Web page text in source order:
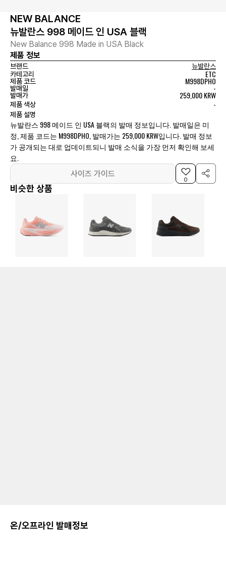
NEW BALANCE
뉴발란스 998 메이드 인 USA 블랙
New Balance 998 Made in USA Black
제품 정보
브랜드
뉴발란스
카테고리
ETC
제품 코드 M998DPHO
발매일 -
발매가 259,000 KRW
제품 색상 -
제품 설명
뉴발란스 998 메이드 인 USA 블랙의 발매 정보입니다. 발매일은 미
정, 제품 코드는 M998DPHO, 발매가는 259,000 KRW입니다. 발매 정보
가 공개되는 대로 업데이트되니 발매 소식을 가장 먼저 확인해 보세
요.
사이즈 가이드
0
비슷한 상품
온/오프라인 발매정보